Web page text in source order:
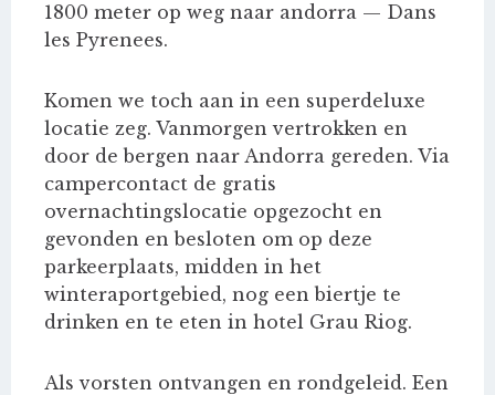
1800 meter op weg naar andorra — Dans
les Pyrenees.
Komen we toch aan in een superdeluxe
locatie zeg. Vanmorgen vertrokken en
door de bergen naar Andorra gereden. Via
campercontact de gratis
overnachtingslocatie opgezocht en
gevonden en besloten om op deze
parkeerplaats, midden in het
winteraportgebied, nog een biertje te
drinken en te eten in hotel Grau Riog.
Als vorsten ontvangen en rondgeleid. Een